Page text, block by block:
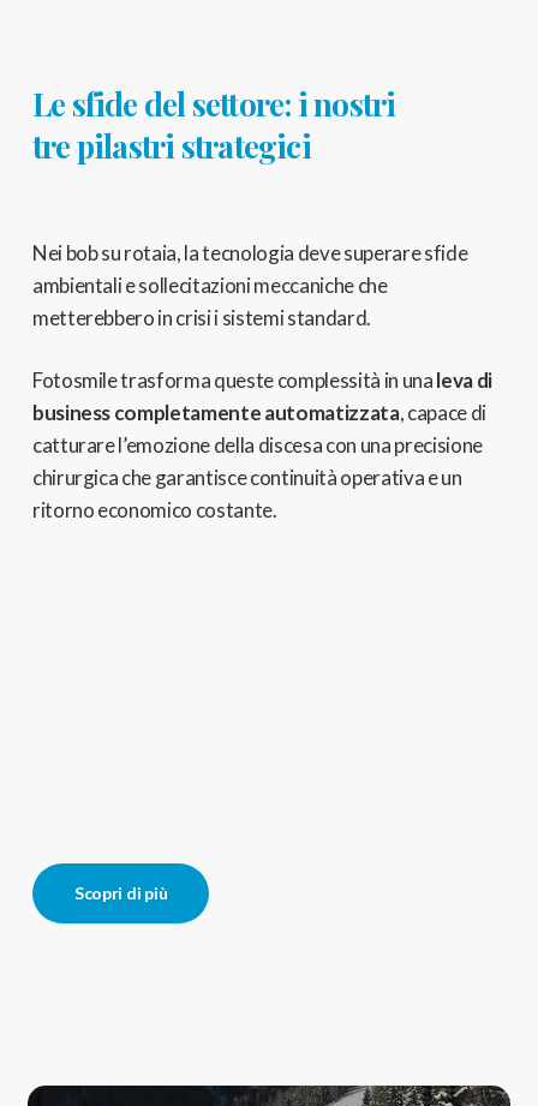
Le sfide del settore: i nostri
tre pilastri strategici
Nei bob su rotaia,la tecnologia deve superare sfide
ambientali e sollecitazioni meccaniche che
metterebbero in crisi i sistemi standard.
Fotosmile trasforma queste complessità in unaleva di
business completamente automatizzata,capace di
catturare l’emozione della discesa con una precisione
chirurgica che garantisce continuità operativa e un
ritorno economico costante.
Scopri di più